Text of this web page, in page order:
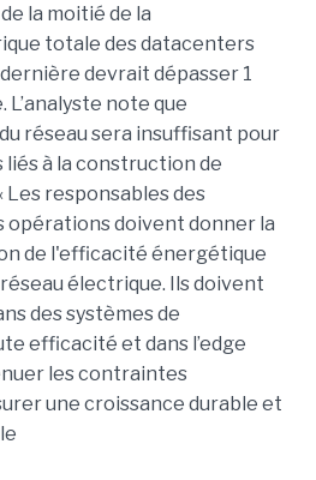
la moitié de la
totale des datacenters
devrait dépasser 1
note que
réseau sera insuffisant pour
à la construction de
Les responsables des
doivent donner la
de l'efficacité énergétique
électrique. Ils doivent
des systèmes de
efficacité et dans l’edge
les contraintes
une croissance durable et